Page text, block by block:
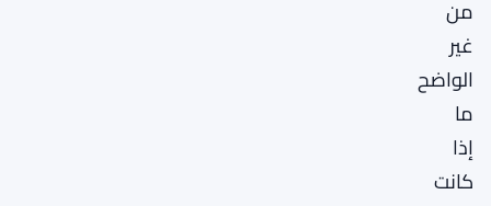
من
غير
الواضح
ما
إذا
كانت